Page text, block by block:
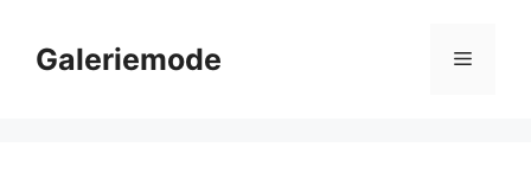
Inhalt
springen
Galeriemode Menü